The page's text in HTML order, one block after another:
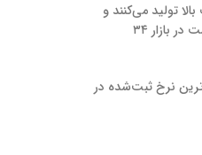
تولید می‌کنند و
این مسئله باعث شده که قیمت‌ها با سرعت کمتری افزایش یابد. در حال حاضر، میانگین قیمت میلگرد آجدار تحویلی از درب کارخانه به حدود ۳۵ هزار و ۷۰۰ تومان رسیده، اما کف قیمت در بازار ۳۴
پلکانی به محدوده ۳۳هزار و ۳۶۳ تومان رسیده است که بالاترین نرخ ثبت‌شده در